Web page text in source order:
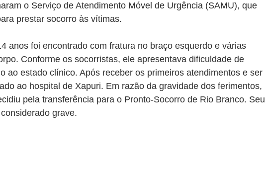
o Serviço de Atendimento Móvel de Urgência (SAMU), que
prestar socorro às vítimas.
anos foi encontrado com fratura no braço esquerdo e várias
Conforme os socorristas, ele apresentava dificuldade de
ao estado clínico. Após receber os primeiros atendimentos e ser
ao hospital de Xapuri. Em razão da gravidade dos ferimentos,
pela transferência para o Pronto-Socorro de Rio Branco. Seu
grave.